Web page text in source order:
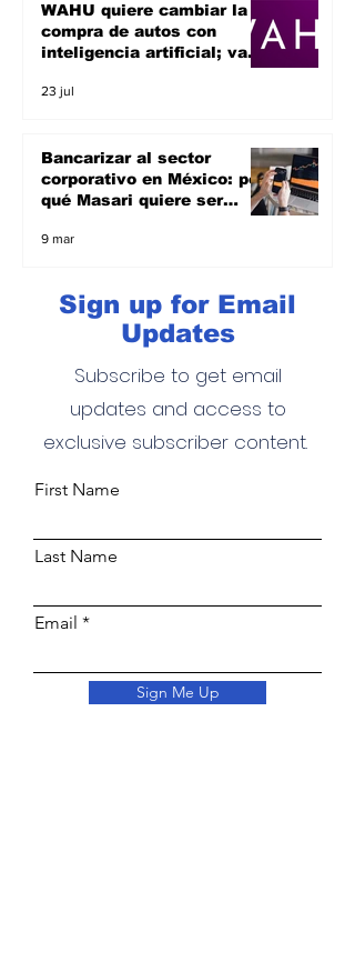
WAHU quiere cambiar la
compra de autos con
inteligencia artificial; va
unicornio
23 jul
Bancarizar al sector
corporativo en México: por
qué Masari quiere ser
empresas
9 mar
Sign up for Email
Updates
Subscribe to get email
updates and access to
exclusive subscriber content.
First Name
Last Name
Email
Sign Me Up